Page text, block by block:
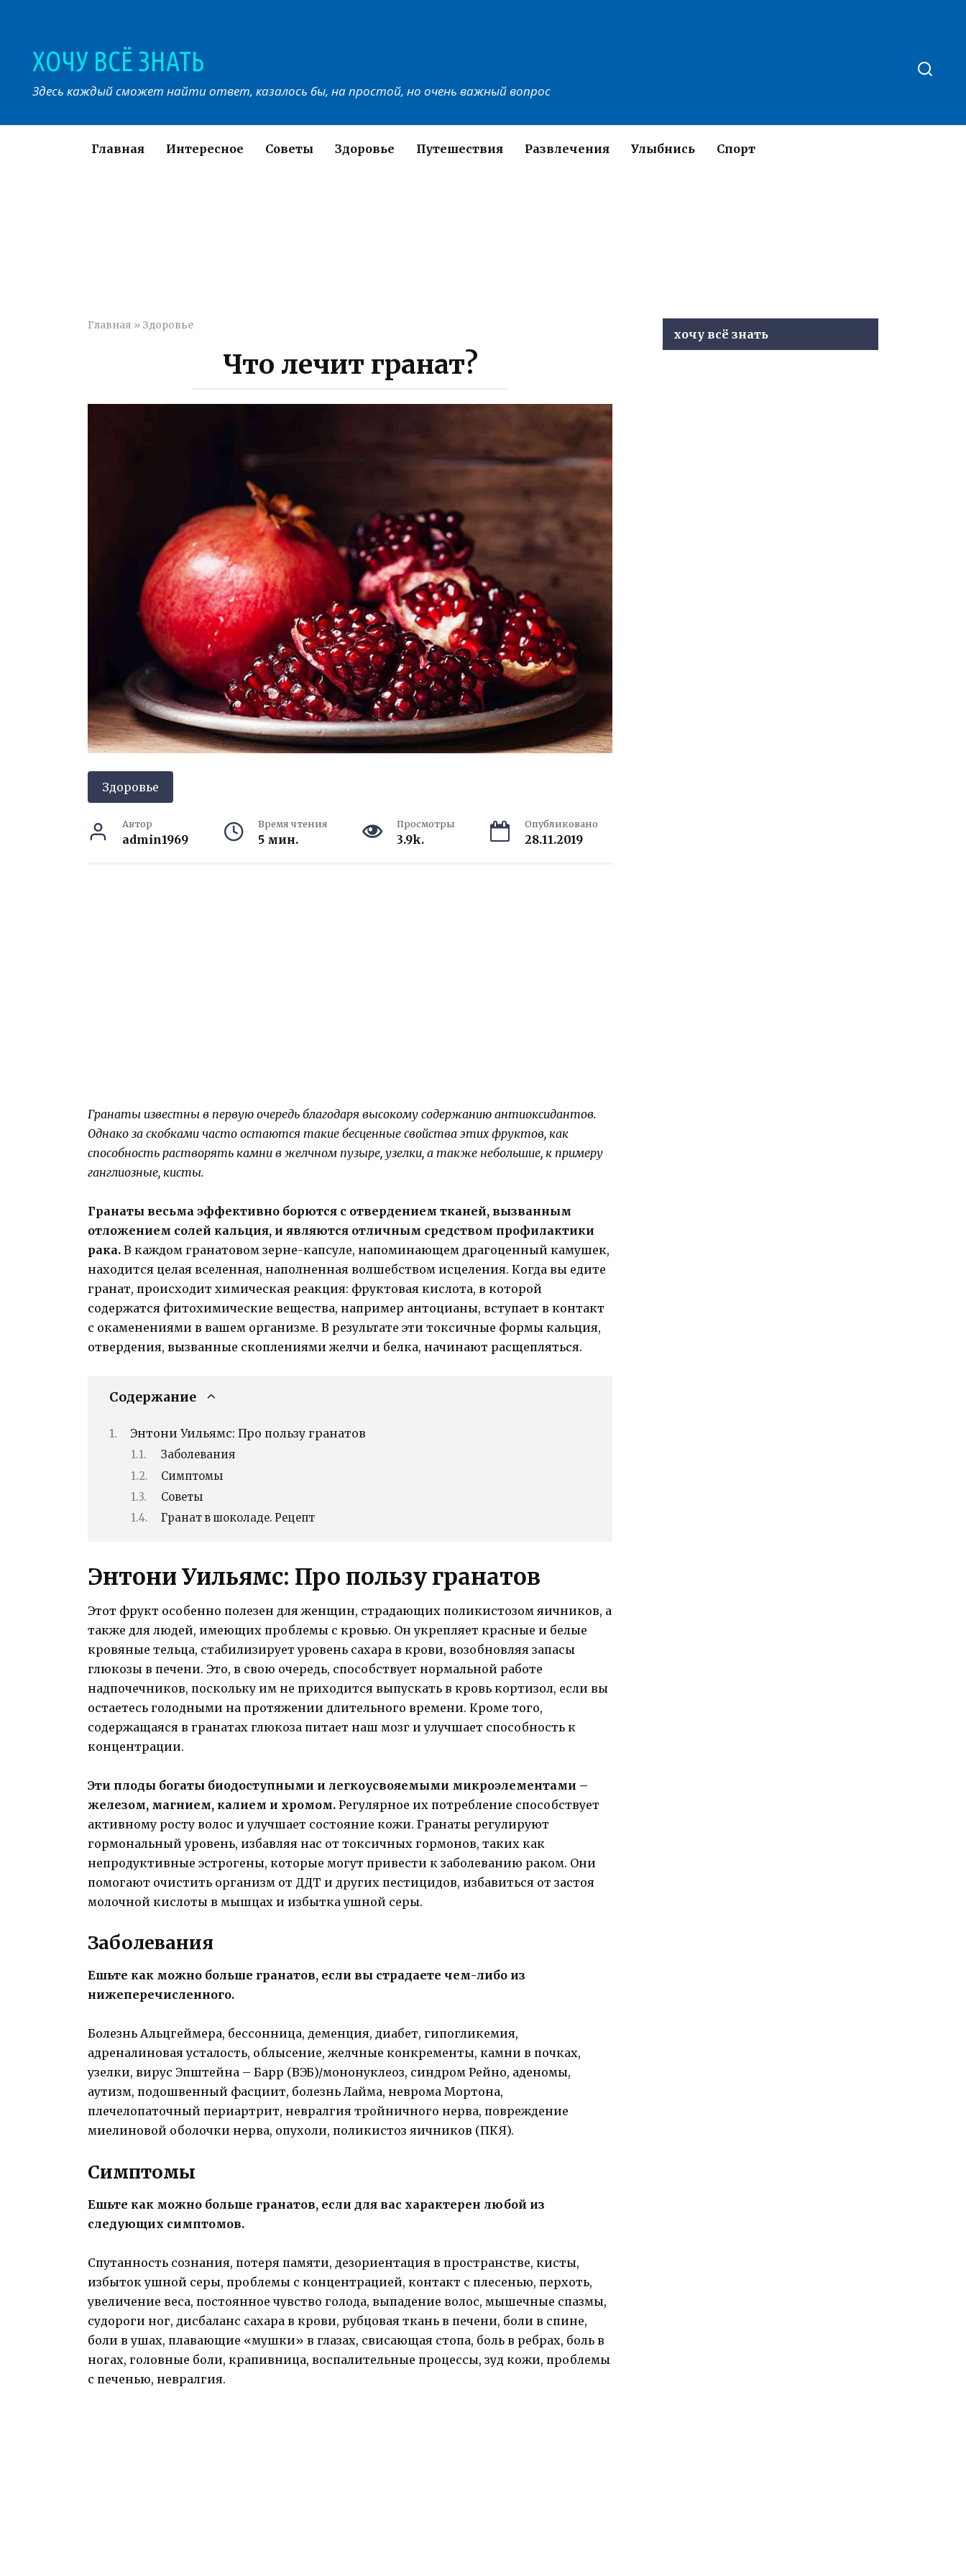
ХОЧУ ВСЁ ЗНАТЬ
Здесь каждый сможет найти ответ, казалось бы, на простой, но очень важный вопрос
Главная Интересное Советы Здоровье Путешествия Развлечения Улыбнись Спорт
Главная » Здоровье
Что лечит гранат?
Здоровье
Автор
admin1969
Время чтения
5 мин.
Просмотры
3.9k.
Опубликовано
28.11.2019
Гранаты известны в первую очередь благодаря высокому содержанию антиоксидантов.
Однако за скобками часто остаются такие бесценные свойства этих фруктов, как
способность растворять камни в желчном пузыре, узелки, а также небольшие, к примеру
ганглиозные, кисты.
Гранаты весьма эффективно борются с отвердением тканей, вызванным
отложением солей кальция, и являются отличным средством профилактики
рака. В каждом гранатовом зерне-капсуле, напоминающем драгоценный камушек,
находится целая вселенная, наполненная волшебством исцеления. Когда вы едите
гранат, происходит химическая реакция: фруктовая кислота, в которой
содержатся фитохимические вещества, например антоцианы, вступает в контакт
с окаменениями в вашем организме. В результате эти токсичные формы кальция,
отвердения, вызванные скоплениями желчи и белка, начинают расщепляться.
Содержание
Энтони Уильямс: Про пользу гранатов
Заболевания
Симптомы
Советы
Гранат в шоколаде. Рецепт
Энтони Уильямс: Про пользу гранатов
Этот фрукт особенно полезен для женщин, страдающих поликистозом яичников, а
также для людей, имеющих проблемы с кровью. Он укрепляет красные и белые
кровяные тельца, стабилизирует уровень сахара в крови, возобновляя запасы
глюкозы в печени. Это, в свою очередь, способствует нормальной работе
надпочечников, поскольку им не приходится выпускать в кровь кортизол, если вы
остаетесь голодными на протяжении длительного времени. Кроме того,
содержащаяся в гранатах глюкоза питает наш мозг и улучшает способность к
концентрации.
Эти плоды богаты биодоступными и легкоусвояемыми микроэлементами –
железом, магнием, калием и хромом. Регулярное их потребление способствует
активному росту волос и улучшает состояние кожи. Гранаты регулируют
гормональный уровень, избавляя нас от токсичных гормонов, таких как
непродуктивные эстрогены, которые могут привести к заболеванию раком. Они
помогают очистить организм от ДДТ и других пестицидов, избавиться от застоя
молочной кислоты в мышцах и избытка ушной серы.
Заболевания
Ешьте как можно больше гранатов, если вы страдаете чем-либо из
нижеперечисленного.
Болезнь Альцгеймера, бессонница, деменция, диабет, гипогликемия,
адреналиновая усталость, облысение, желчные конкременты, камни в почках,
узелки, вирус Эпштейна – Барр (ВЭБ)/мононуклеоз, синдром Рейно, аденомы,
аутизм, подошвенный фасциит, болезнь Лайма, неврома Мортона,
плечелопаточный периартрит, невралгия тройничного нерва, повреждение
миелиновой оболочки нерва, опухоли, поликистоз яичников (ПКЯ).
Симптомы
Ешьте как можно больше гранатов, если для вас характерен любой из
следующих симптомов.
Спутанность сознания, потеря памяти, дезориентация в пространстве, кисты,
избыток ушной серы, проблемы с концентрацией, контакт с плесенью, перхоть,
увеличение веса, постоянное чувство голода, выпадение волос, мышечные спазмы,
судороги ног, дисбаланс сахара в крови, рубцовая ткань в печени, боли в спине,
боли в ушах, плавающие «мушки» в глазах, свисающая стопа, боль в ребрах, боль в
ногах, головные боли, крапивница, воспалительные процессы, зуд кожи, проблемы
с печенью, невралгия.
хочу всё знать